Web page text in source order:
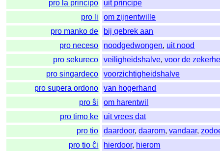
pro la principo
uit principe
pro li
om zijnentwille
pro manko de
bij gebrek aan
pro neceso
noodgedwongen, uit nood
pro sekureco
veiligheidshalve,voor de
pro singardeco
voorzichtigheidshalve
pro supera ordono
van hogerhand
pro ŝi
om harentwil
pro timo ke
uit vrees dat
pro tio
daardoor,daarom,vandaar,
pro tio ĉi
hierdoor, hierom